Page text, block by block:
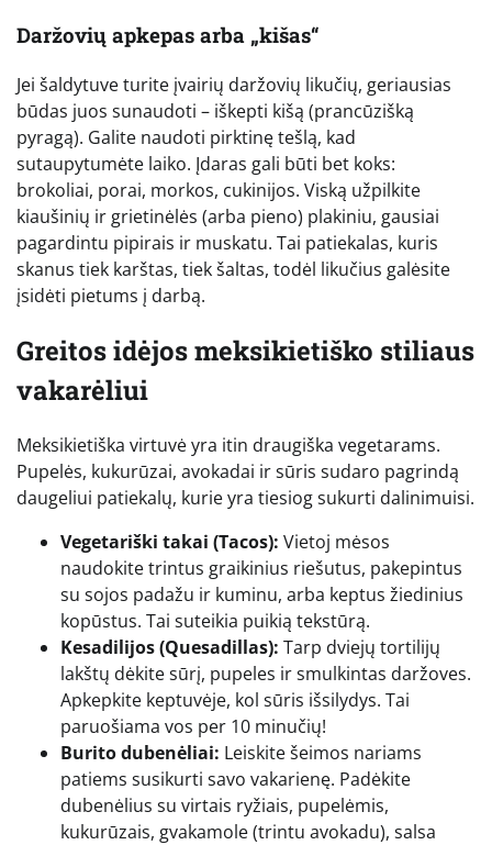
Daržovių apkepas arba „kišas“
Jei šaldytuve turite įvairių daržovių likučių, geriausias
būdas juos sunaudoti – iškepti kišą (prancūzišką
pyragą). Galite naudoti pirktinę tešlą, kad
sutaupytumėte laiko. Įdaras gali būti bet koks:
brokoliai, porai, morkos, cukinijos. Viską užpilkite
kiaušinių ir grietinėlės (arba pieno) plakiniu, gausiai
pagardintu pipirais ir muskatu. Tai patiekalas, kuris
skanus tiek karštas, tiek šaltas, todėl likučius galėsite
įsidėti pietums į darbą.
Greitos idėjos meksikietiško stiliaus
vakarėliui
Meksikietiška virtuvė yra itin draugiška vegetarams.
Pupelės, kukurūzai, avokadai ir sūris sudaro pagrindą
daugeliui patiekalų, kurie yra tiesiog sukurti dalinimuisi.
Vegetariški takai (Tacos): Vietoj mėsos
naudokite trintus graikinius riešutus, pakepintus
su sojos padažu ir kuminu, arba keptus žiedinius
kopūstus. Tai suteikia puikią tekstūrą.
Kesadilijos (Quesadillas): Tarp dviejų tortilijų
lakštų dėkite sūrį, pupeles ir smulkintas daržoves.
Apkepkite keptuvėje, kol sūris išsilydys. Tai
paruošiama vos per 10 minučių!
Burito dubenėliai: Leiskite šeimos nariams
patiems susikurti savo vakarienę. Padėkite
dubenėlius su virtais ryžiais, pupelėmis,
kukurūzais, gvakamole (trintu avokadu), salsa